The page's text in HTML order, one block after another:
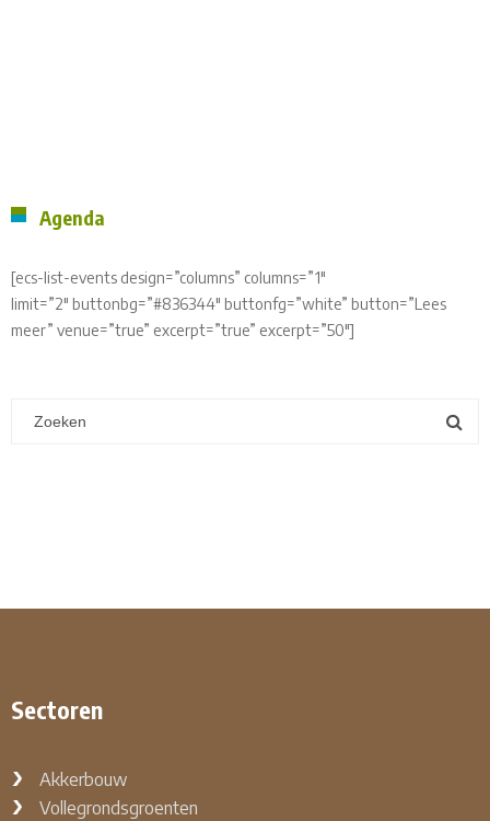
Agenda
[ecs-list-events design=”columns” columns=”1″
limit=”2″ buttonbg=”#836344″ buttonfg=”white” button=”Lees
meer” venue=”true” excerpt=”true” excerpt=”50″]
Sectoren
Akkerbouw
Vollegrondsgroenten